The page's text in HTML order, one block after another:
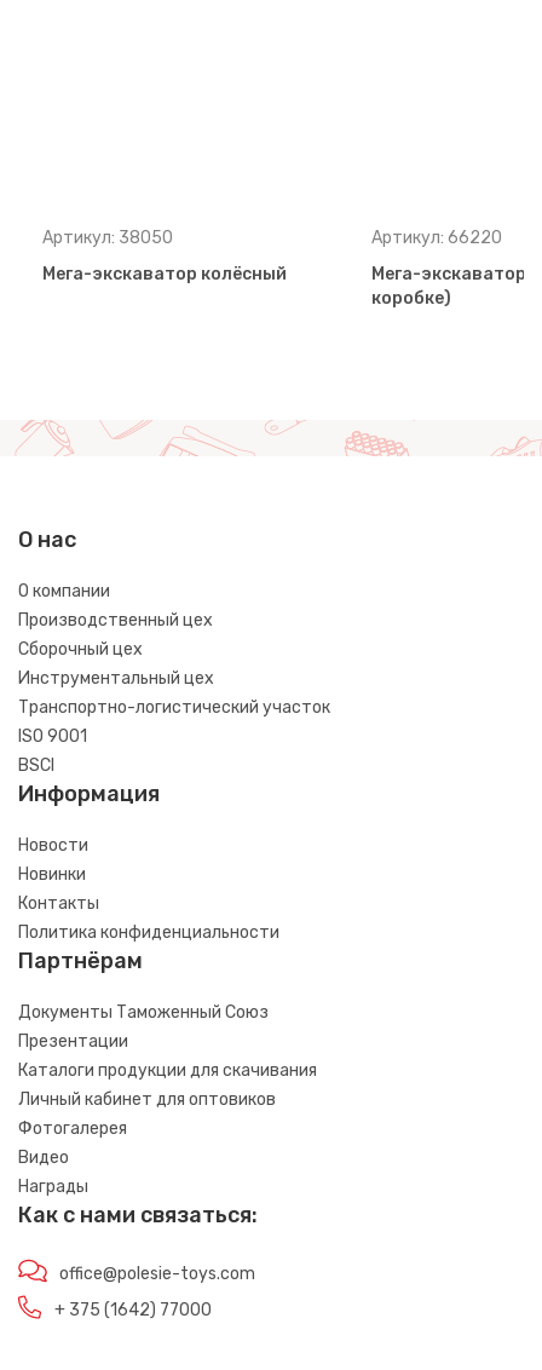
Артикул: 38050
Мега-экскаватор колёсный
Артикул: 66220
Мега-экскаватор
коробке)
О нас
О компании
Производственный цех
Сборочный цех
Инструментальный цех
Транспортно-логистический участок
ISO 9001
BSCI
Информация
Новости
Новинки
Контакты
Политика конфиденциальности
Партнёрам
Документы Таможенный Союз
Презентации
Каталоги продукции для скачивания
Личный кабинет для оптовиков
Фотогалерея
Видео
Награды
Как с нами связаться:
office@polesie-toys.com
+ 375 (1642) 77000